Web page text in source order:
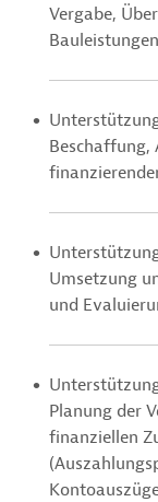
Vergabe,
Beschaffung,
Umsetzung
und
Planung der
finanziellen